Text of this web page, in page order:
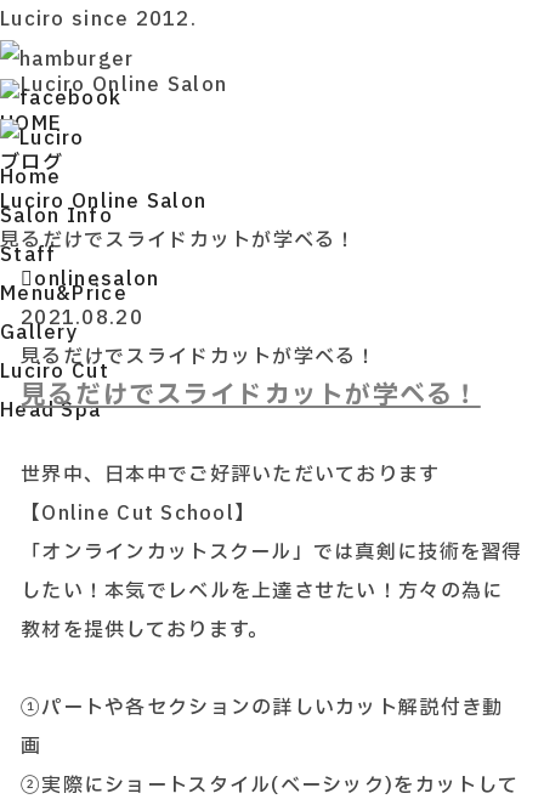
Luciro since 2012.
Home
Salon Info
Staff
Menu&Price
Gallery
Luciro Cut
Head Spa
Luciro Online Salon
HOME
ブログ
Luciro Online Salon
見るだけでスライドカットが学べる！
onlinesalon
2021.08.20
見るだけでスライドカットが学べる！
見るだけでスライドカットが学べる！
世界中、日本中でご好評いただいております
【Online Cut School】
「オンラインカットスクール」では真剣に技術を習得
したい！本気でレベルを上達させたい！方々の為に
教材を提供しております。
①パートや各セクションの詳しいカット解説付き動
画
②実際にショートスタイル(ベーシック)をカットして